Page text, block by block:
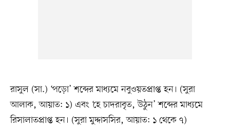
রাসুল (সা.) ‘পড়ো’ শব্দের মাধ্যমে নবুওয়তপ্রাপ্ত হন। (সুরা
আলাক, আয়াত: ১) এবং ‘হে চাদরাবৃত, উঠুন’ শব্দের মাধ্যমে
রিসালাতপ্রাপ্ত হন। (সুরা মুদ্দাসসির, আয়াত: ১ থেকে ৭)